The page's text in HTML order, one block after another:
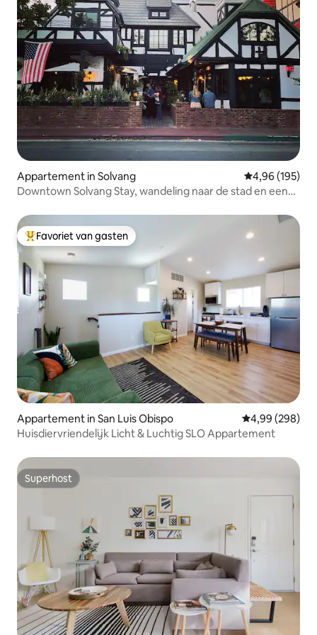
Appartement in Solvang Gemiddelde
4,96 (195)
Downtown Solvang Stay, wandeling naar de stad en een
Topfavoriet van gasten
Favoriet van gasten
Appartement in San Luis Obispo Gemiddelde
4,99 (298)
Huisdiervriendelijk Licht & Luchtig SLO Appartement
Superhost
Superhost